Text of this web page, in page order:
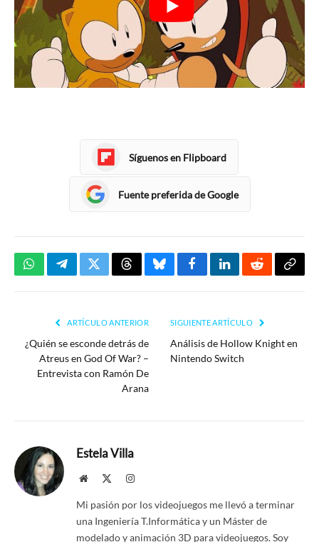
Síguenos en Flipboard
Fuente preferida de Google
WhatsAppTelegramTwitterThreadsBlueskyFacebookLinkedInReddit
ARTÍCULO ANTERIOR
¿Quién se esconde detrás de
Atreus en God Of War? –
Entrevista con Ramón De
Arana
SIGUIENTE ARTÍCULO
Análisis de Hollow Knight en
Nintendo Switch
Estela Villa
Website Instagram
Mi pasión por los videojuegos me llevó a terminar
una Ingeniería T.Informática y un Máster de
modelado y animación 3D para videojuegos. Soy